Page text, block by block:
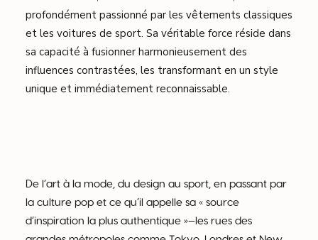
profondément passionné par les vêtements classiques
et les voitures de sport. Sa véritable force réside dans
sa capacité à fusionner harmonieusement des
influences contrastées, les transformant en un style
unique et immédiatement reconnaissable.
De l’art à la mode, du design au sport, en passant par
la culture pop et ce qu’il appelle sa « source
d’inspiration la plus authentique »—les rues des